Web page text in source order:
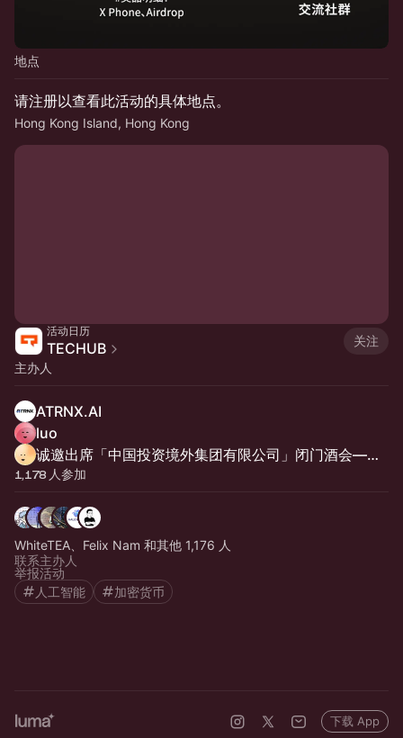
地点
请注册以查看此活动的具体地点。
Hong Kong Island, Hong Kong
活动日历
TECHUB 关注
主办人
ATRNX.AI
luo
诚邀出席「中国投资境外集团有限公司」闭门酒会——共话RWA与Web3.0投资新机遇
1,178 人参加
WhiteTEA、Felix Nam 和其他 1,176 人
联系主办人
举报活动
人工智能
加密货币
下载 App